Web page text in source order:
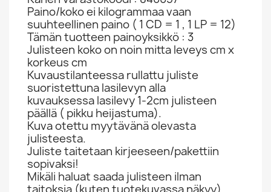
Paino/koko ei kilogrammaa vaan
suuhteellinen paino ( 1 CD = 1 , 1 LP = 12)
Tämän tuotteen painoyksikkö : 3
Julisteen koko on noin mitta leveys cm x
korkeus cm
Kuvaustilanteessa rullattu juliste
suoristettuna lasilevyn alla
kuvauksessa lasilevy 1-2cm julisteen
päällä ( pikku heijastuma).
Kuva otettu myytävänä olevasta
julisteesta.
Juliste taitetaan kirjeeseen/pakettiin
sopivaksi!
Mikäli haluat saada julisteen ilman